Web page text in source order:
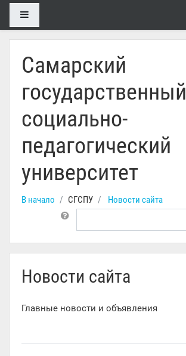
Перейти к основному содержанию
Самарский
государственный
социально-
педагогический
университет
В начало СГСПУ
Новости сайта
Поиск по форумам
Новости сайта
Главные новости и объявления